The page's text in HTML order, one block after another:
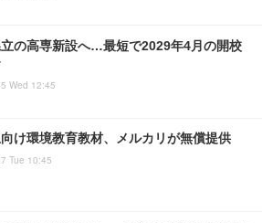
の高専新設へ…最短で2029年4月の開校
Wed 12:45
け環境教育教材、メルカリが無償提供
Tue 10:45